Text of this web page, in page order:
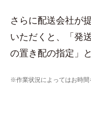
さらに配送会社が
いただくと、「発
の置き配の指定」
※作業状況によってはお時間